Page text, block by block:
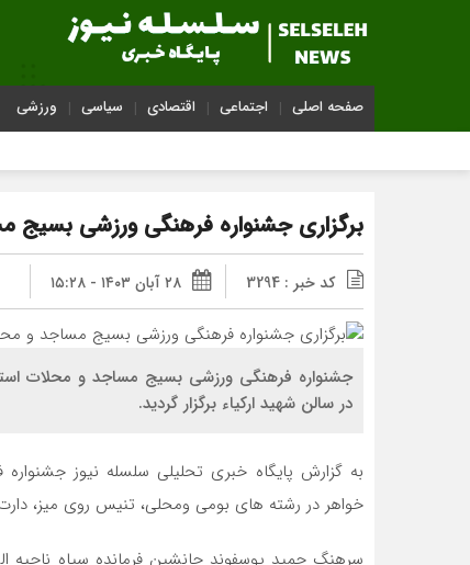
صفحه اصلی اجتماعی اقتصادی سیاسی ورزشی
برگزاری جشنواره فرهنگی ورزشی بسیج
کد خبر : 3294 ۲۸ آبان ۱۴۰۳ - ۱۵:۲۸
جشنواره فرهنگی ورزشی بسیج مساجد و محلات
در سالن شهید ارکیاء برگزار گردید.
خواهر در رشته های بومی ومحلی، تنیس روی میز،
سرهنگ حمید یوسفوند جانشین فرمانده سپاه